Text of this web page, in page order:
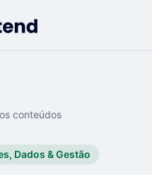
conteúdos
Dados & Gestão